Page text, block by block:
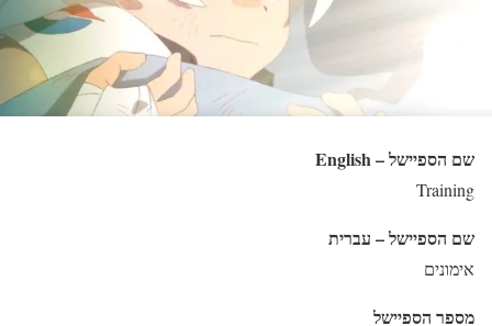
שם הספיישל – English
Training
שם הספיישל – עברית
אימונים
מספר הספיישל